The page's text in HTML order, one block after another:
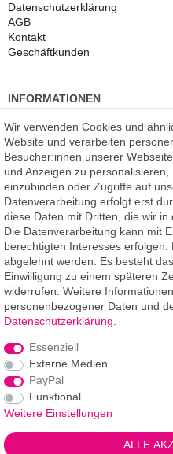
Daten­schutz­erklärung
AGB
Kontakt
Geschäftkunden
INFORMATIONEN
Kauf auf Rechnung
Datenschutz
Kostenlose Beratung
SSL Verschlüsselung
Händlerbund-Mitglied
ROOMPIXXeine Marke der
F.A.R.B. Digitaldruck GmbH
Chemnitzer Straße 12a
09235 Burkhardtsdorf
Telefon: 03721-263 994-2
Telefon: 03721-329 259-8
Telefax: 03721-263 994-3
E-Mail: info@roompixx.com
*** Angaben Lieferzeiten
Wir verwenden Cookies und
Website und verarbeiten
Besucher:innen unserer
und Anzeigen zu
einzubinden oder Zugriffe auf
Datenverarbeitung erfolgt erst
diese Daten mit Dritten, die wir in
Die Datenverarbeitung kann mit
berechtigten Interesses
abgelehnt werden. Es besteht
Einwilligung zu einem späteren
widerrufen. Weitere
personenbezogener Daten und
Daten­schutz­erklärung
Essenziell
Externe Medien
PayPal
Funktional
Weitere Einstellungen
ALLE